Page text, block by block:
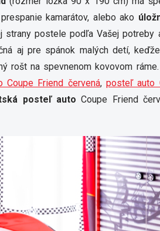
kamarátov, alebo ako
postele podľa Vašej potreby
aj pre spánok malých detí,
rošt na spevnenom kovovom ráme.
Coupe Friend červená,posteľ auto
posteľ auto Coupe Friend